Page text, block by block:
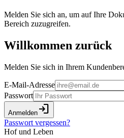
Melden Sie sich an, um auf Ihre
Bereich zuzugreifen.
Willkommen zurück
Melden Sie sich in Ihrem
E-Mail-Adresse
Passwort
Anmelden login
Passwort vergessen?
Hof und Leben